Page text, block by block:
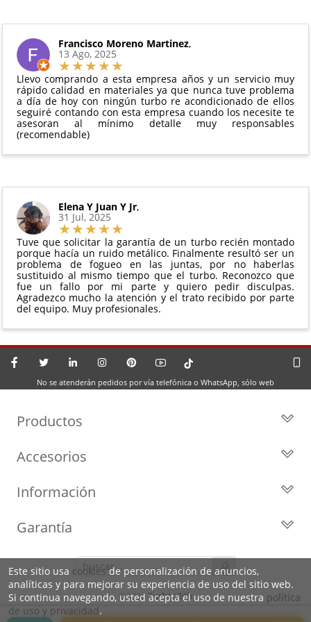
y compresores de aire acondicionado.
Todas nuestras garantías cumplen con la legislación
vigente. Consulta nuestras
para más información.
pedido.
El productono debe haber sido montado ni
manipulado
Debe devolverse en su
perfectas condiciones
Francisco Moreno Martinez,
13 Ago, 2025
Llevo comprando a esta empresa años y un servicio muy
rápido calidad en materiales ya que nunca tuve problema
a día de hoy con ningún turbo re acondicionado de ellos
seguiré contando con esta empresa cuando los necesite te
asesoran al mínimo detalle muy responsables
(recomendable)
Elena Y Juan Y Jr,
31 Jul, 2025
Tuve que solicitar la garantía de un turbo recién montado
porque hacía un ruido metálico. Finalmente resultó ser un
problema de fogueo en las juntas, por no haberlas
sustituido al mismo tiempo que el turbo. Reconozco que
fue un fallo por mi parte y quiero pedir disculpas.
Agradezco mucho la atención y el trato recibido por parte
del equipo. Muy profesionales.
No se atenderán pedidos por vía telefónica o WhatsApp, sólo web
Productos
Turbos por Marca
Cartuchos
Accesorios
Geometrías
Kits de Juntas
Motores de arranque
Información
Privacidad y Aviso Legal
Preguntas Frecuentes
Identifica tu turbo
Política de Cookies
Sobre Nosotros
Garantía
Líderes en el sector
Condiciones de venta,
envíos y devoluciones
©2026 Turbos24h
Este sitio usa cookiesde personalización de anuncios,
analíticas y para mejorar su experiencia de uso del sitio web.
Si continua navegando, usted acepta el uso de nuestra política
de uso y privacidad.